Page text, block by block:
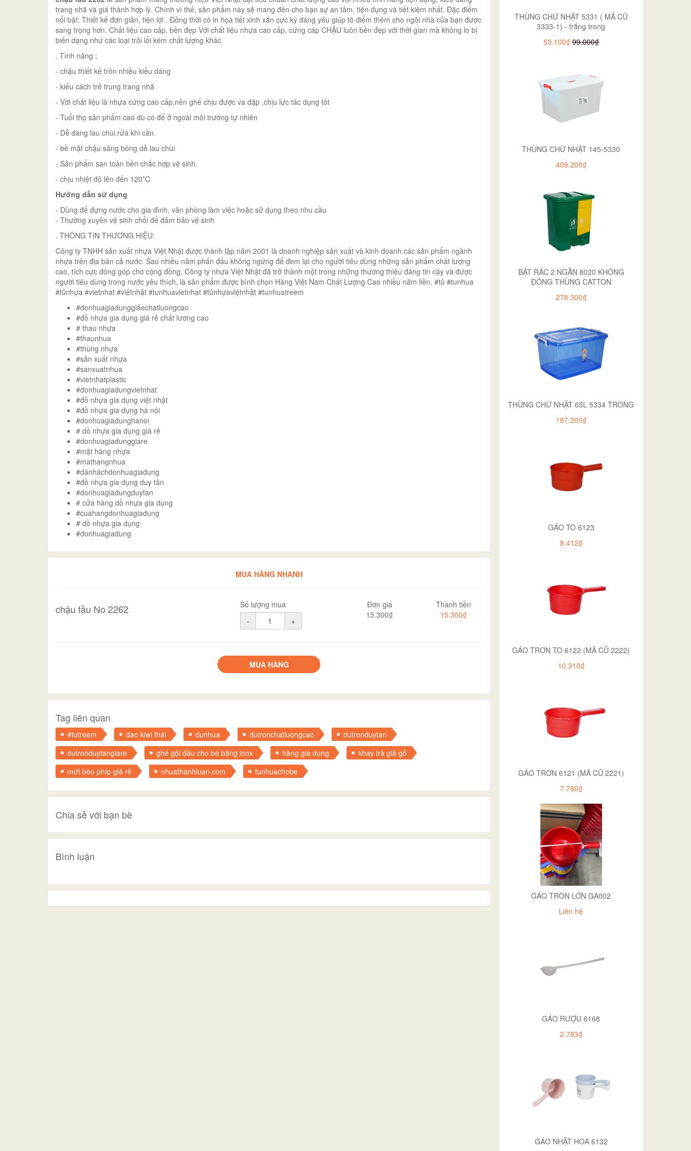
trang nhã và giá thành hợp lý. Chính vì thế, sản phẩm này sẽ mang đến cho bạn sự an tâm, tiện dụng và tiết kiệm nhất. Đặc điểm
nổi bật: Thiết kế đơn giản, tiện lợi . Đồng thời có in họa tiết xinh xắn cực kỳ đáng yêu giúp tô điểm thêm cho ngôi nhà của bạn được
sang trọng hơn. Chất liệu cao cấp, bền đẹp Với chất liệu nhựa cao cấp, cứng cáp CHẬU luôn bền đẹp với thời gian mà không lo bị
biến dạng như các loại trôi lổi kém chất lượng khác
. Tính năng ;
- chậu thiết kế tròn nhiều kiểu dáng
- kiểu cách trẻ trung trang nhã
- Với chất liệu là nhựa cứng cao cấp,nên ghế chịu được va đập ,chịu lực tác dụng tốt
- Tuổi thọ sản phẩm cao dù có để ở ngoài môi trường tự nhiên
- Dễ dàng lau chùi,rửa khi cần.
- bề mặt chậu sáng bóng dễ lau chùi
- Sản phẩm san toàn bền chắc hợp vệ sinh.
- chịu nhiệt độ lên đến 120*C
Hướng dẫn sử dụng
- Dùng để đựng nước cho gia đình, văn phòng làm việc hoặc sử dụng theo nhu cầu
- Thường xuyên vệ sinh chổi để đảm bảo vệ sinh
. THÔNG TIN THƯƠNG HIỆU:
Công ty TNHH sản xuất nhựa Việt Nhật được thành lập năm 2001 là doanh nghiệp sản xuất và kinh doanh các sản phẩm ngành
nhựa trên địa bàn cả nước. Sau nhiều năm phấn đấu không ngừng để đem lại cho người tiêu dùng những sản phẩm chất lượng
cao, tích cực đóng góp cho cộng đồng, Công ty nhựa Việt Nhật đã trở thành một trong những thương thiệu đáng tin cậy và được
người tiêu dùng trong nước yêu thích, là sản phẩm được bình chọn Hàng Việt Nam Chất Lượng Cao nhiều năm liền. #tủ #tunhua
#tủnhựa #vietnhat #việtnhật #tunhuavietnhat #tủnhựaviệtnhật #tunhuatreem
#donhuagiadunggiảechatluongcao
#đồ nhựa gia dụng giá rẻ chất lương cao
# thau nhựa
#thaunhua
#thùng nhựa
#sản xuất nhựa
#sanxuatnhua
#vietnhatplastic
#donhuagiadungvietnhat
#đồ nhựa gia dụng việt nhật
#đồ nhựa gia dụng hà nội
#donhuagiadunghanoi
# dồ nhựa gia dụng giá rẻ
#donhuagiadunggiare
#mặt hàng nhựa
#mathangnhua
#dánháchdonhuagiadung
#đồ nhựa gia dụng duy tân
#donhuagiadungduytan
# cửa hàng dồ nhựa gia dụng
#cuahangdonhuagiadung
# dồ nhựa gia dụng
#donhuagiadung
MUA HÀNG NHANH
chậu tầu No 2262
Số lượng mua
-
+
Đơn giá
15.300₫
Thành tiền
15.300₫
MUA HÀNG
Tag liên quan
#tutreem dao kiwi thái dunhua dutronchatluongcao
dutronduytan
dutronduytangiare
ghế gội đầu cho bé bằng inox hàng gia dụng
khay trà giả gỗ
mứt bèo phíp giá rẻ
nhuathanhluan.com tunhuachobe
Chia sẻ với bạn bè
Bình luận
THÙNG CHỮ NHẬT 5331 ( MÃ CŨ
3333-1) - trắng trong
53.100₫ 99.000₫
THÙNG CHỮ NHẬT 145-5330
409.200₫
BẬT RÁC 2 NGĂN 8020 KHÔNG
ĐÓNG THÙNG CATTON
278.300₫
THÙNG CHỮ NHẬT 65L 5334 TRONG
187.200₫
GÁO TO 6123
8.412₫
GÁO TRƠN TO 6122 (MÃ CŨ 2222)
10.310₫
GÁO TRƠN 6121 (MÃ CŨ 2221)
7.780₫
GÁO TRÒN LỚN GA002
Liên hệ
GÁO RƯỢU 6168
2.783₫
GÁO NHẬT HOA 6132